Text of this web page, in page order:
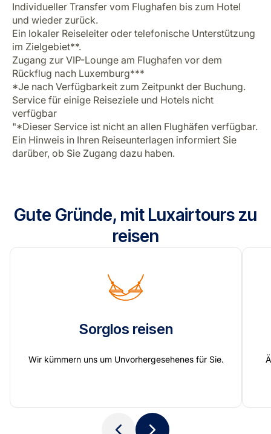
Individueller Transfer vom Flughafen bis zum Hotel
und wieder zurück.
Ein lokaler Reiseleiter oder telefonische Unterstützung
im Zielgebiet**.
Zugang zur VIP-Lounge am Flughafen vor dem
Rückflug nach Luxemburg***
*Je nach Verfügbarkeit zum Zeitpunkt der Buchung.
Service für einige Reiseziele und Hotels nicht
verfügbar
"*Dieser Service ist nicht an allen Flughäfen verfügbar.
Ein Hinweis in Ihren Reiseunterlagen informiert Sie
darüber, ob Sie Zugang dazu haben.
Gute Gründe, mit Luxairtours zu
reisen
Sorglos reisen
Wir kümmern uns um Unvorhergesehenes für Sie.